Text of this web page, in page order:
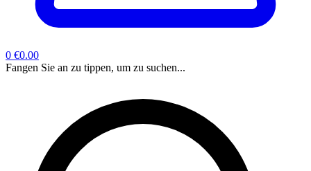
0 €0.00
Fangen Sie an zu tippen, um zu suchen...